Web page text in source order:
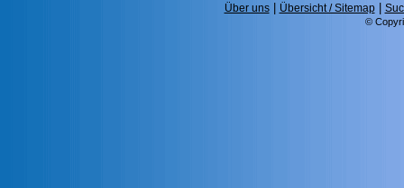
Über uns| Übersicht / Sitemap|
©